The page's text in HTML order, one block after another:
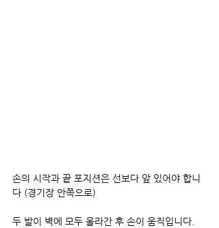
손의 시작과 끝 포지션은 선보다 앞 있어야 합니
다 (경기장 안쪽으로)
두 발이 벽에 모두 올라간 후 손이 움직입니다.